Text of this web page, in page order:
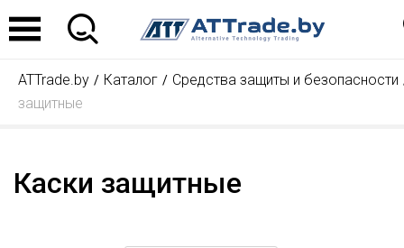
ATTrade.by Каталог
Средства защиты и безопасности
защитные
Каски защитные